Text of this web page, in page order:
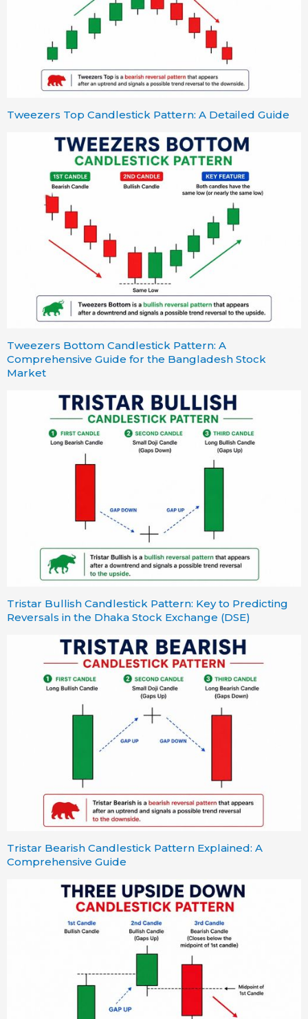
Tweezers Top Candlestick Pattern: A Detailed Guide
Tweezers Bottom Candlestick Pattern: A
Comprehensive Guide for the Bangladesh Stock
Market
Tristar Bullish Candlestick Pattern: Key to Predicting
Reversals in the Dhaka Stock Exchange (DSE)
Tristar Bearish Candlestick Pattern Explained: A
Comprehensive Guide